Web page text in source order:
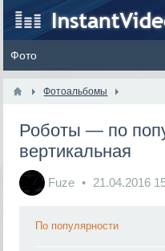
Фотоальбомы
Роботы — по
вертикальная
Fuze 21.04.2016
По популярности